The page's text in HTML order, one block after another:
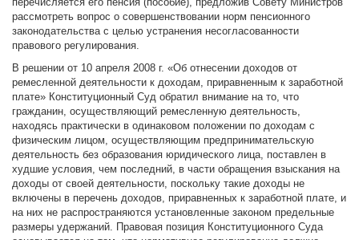
рассмотреть вопрос о совершенствовании норм пенсионного
законодательства с целью устранения несогласованности
правового регулирования.
В решении от 10 апреля 2008 г. «Об отнесении доходов от
ремесленной деятельности к доходам, приравненным к заработной
плате» Конституционный Суд обратил внимание на то, что
гражданин, осуществляющий ремесленную деятельность,
находясь практически в одинаковом положении по доходам с
физическим лицом, осуществляющим предпринимательскую
деятельность без образования юридического лица, поставлен в
худшие условия, чем последний, в части обращения взыскания на
доходы от своей деятельности, поскольку такие доходы не
включены в перечень доходов, приравненных к заработной плате, и
на них не распространяются установленные законом предельные
размеры удержаний. Правовая позиция Конституционного Суда